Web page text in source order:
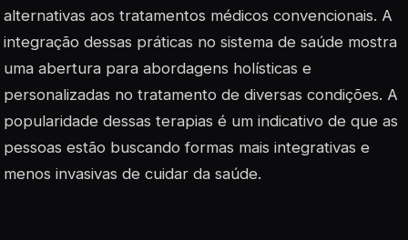
alternativas aos tratamentos médicos convencionais. A
integração dessas práticas no sistema de saúde mostra
uma abertura para abordagens holísticas e
personalizadas no tratamento de diversas condições. A
popularidade dessas terapias é um indicativo de que as
pessoas estão buscando formas mais integrativas e
menos invasivas de cuidar da saúde.